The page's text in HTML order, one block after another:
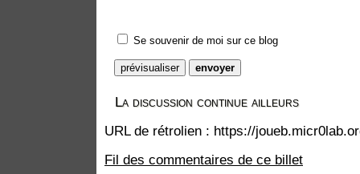
Se souvenir de moi sur ce blog
La discussion continue ailleurs
URL de rétrolien : https://
Fil des commentaires de ce billet